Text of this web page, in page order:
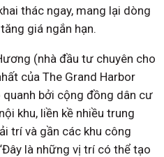
thác ngay, mang lại dòng
giá ngắn hạn.
(nhà đầu tư chuyên cho
của The Grand Harbor
bởi cộng đồng dân cư
khu, liền kề nhiều trung
trí và gần các khu công
là những vị trí có thể tạo